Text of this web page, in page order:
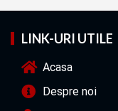
LINK-URI UTILE
Acasa
Despre noi